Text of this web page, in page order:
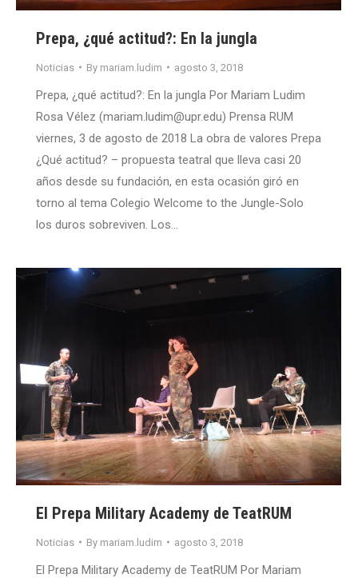
Prepa, ¿qué actitud?: En la jungla
Noticias By mariam.ludim agosto 3, 2018
Prepa, ¿qué actitud?: En la jungla Por Mariam Ludim
Rosa Vélez (mariam.ludim@upr.edu) Prensa RUM
viernes, 3 de agosto de 2018 La obra de valores Prepa
¿Qué actitud? – propuesta teatral que lleva casi 20
años desde su fundación, en esta ocasión giró en
torno al tema Colegio Welcome to the Jungle-Solo
los duros sobreviven. Los…
El Prepa Military Academy de TeatRUM
Noticias By mariam.ludim agosto 3, 2018
El Prepa Military Academy de TeatRUM Por Mariam